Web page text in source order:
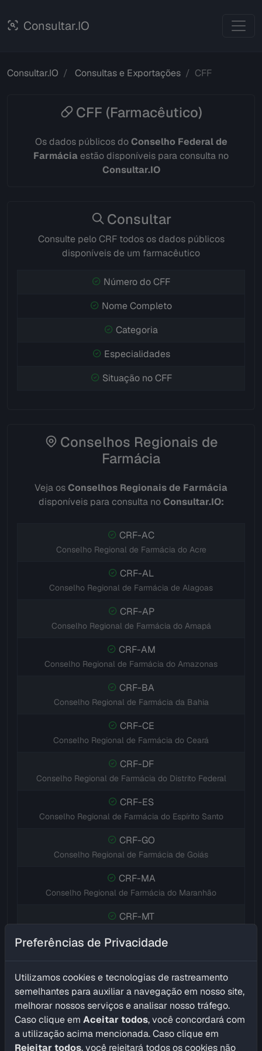
Consultar.IO
Consultar.IO Consultas e Exportações CFF
CFF (Farmacêutico)
Os dados públicos doConselho Federal de
Farmáciaestão disponíveis para consulta no
Consultar.IO
Consultar
Consulte pelo CRF todos os dados públicos
disponíveis de um farmacêutico
Número do CFF
Nome Completo
Categoria
Especialidades
Situação no CFF
Conselhos Regionais de
Farmácia
Veja osConselhos Regionais de Farmácia
disponíveis para consulta noConsultar.IO:
CRF-AC
Conselho Regional de Farmácia do Acre
CRF-AL
Conselho Regional de Farmácia de Alagoas
CRF-AP
Conselho Regional de Farmácia do Amapá
CRF-AM
Conselho Regional de Farmácia do Amazonas
CRF-BA
Conselho Regional de Farmácia da Bahia
CRF-CE
Conselho Regional de Farmácia do Ceará
CRF-DF
Conselho Regional de Farmácia do Distrito Federal
CRF-ES
Conselho Regional de Farmácia do Espírito Santo
CRF-GO
Conselho Regional de Farmácia de Goiás
CRF-MA
Conselho Regional de Farmácia do Maranhão
CRF-MT
CRF-MG
Conselho Regional de Farmácia de Minas Gerais
CRF-PR
Conselho Regional de Farmácia do Paraná
Preferências de Privacidade
Utilizamos cookies e tecnologias de rastreamento
semelhantes para auxiliar a navegação em nosso site,
melhorar nossos serviços e analisar nosso tráfego.
Caso clique em Aceitar todos, você concordará com
a utilização acima mencionada. Caso clique em
Rejeitar todos, você rejeitará todos os cookies não